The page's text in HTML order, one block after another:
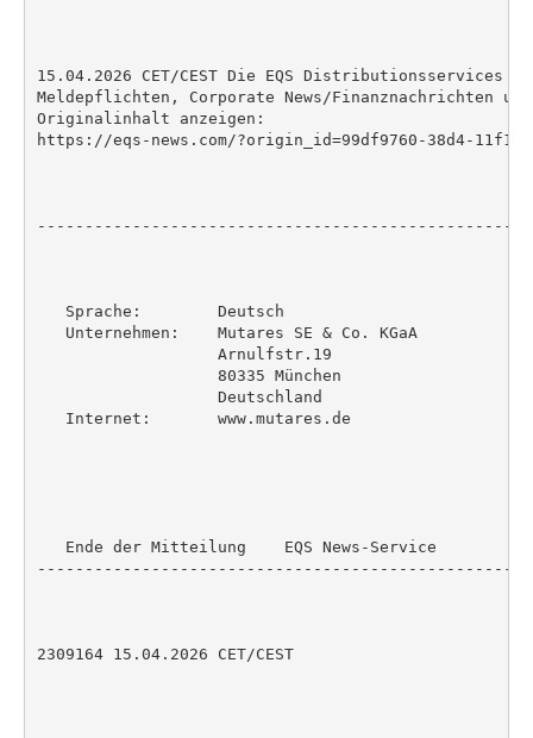
15.04.2026 CET/CEST Die EQS Distributionsservices
Meldepflichten, Corporate News/Finanznachrichten
Originalinhalt anzeigen:
https://eqs-news.com/?origin_id=99df9760-38d4-11f1-
   Sprache:        Deutsch
   Unternehmen:    Mutares SE & Co. KGaA
                   Arnulfstr.19
                   80335 München
                   Deutschland
   Internet:       www.mutares.de
   Ende der Mitteilung    EQS News-Service
2309164 15.04.2026 CET/CEST